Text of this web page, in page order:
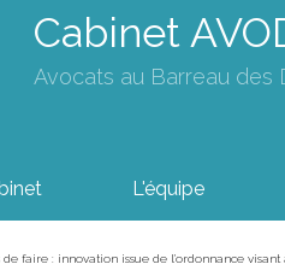
Cabinet
Avocats au Barreau des
L'équipe
de faire : innovation issue de l'ordonnance